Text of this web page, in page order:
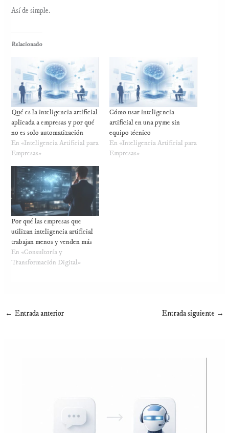
Así de simple.
Relacionado
Qué es la inteligencia artificial
aplicada a empresas y por qué
no es solo automatización
En «Inteligencia Artificial para
Empresas»
Cómo usar inteligencia
artificial en una pyme sin
equipo técnico
En «Inteligencia Artificial para
Empresas»
Por qué las empresas que
utilizan inteligencia artificial
trabajan menos y venden más
En «Consultoría y
Transformación Digital»
← Entrada anterior Entrada siguiente →